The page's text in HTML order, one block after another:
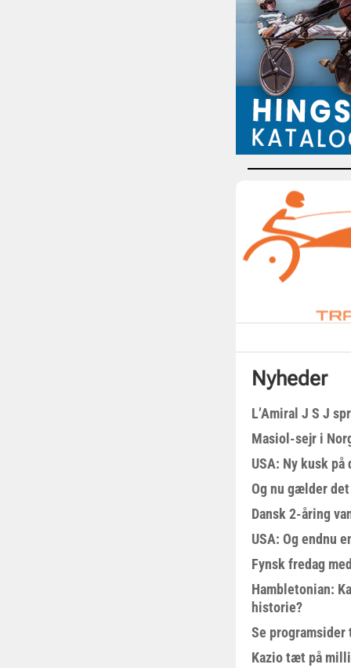
Nyheder
L’Amiral J S J
Masiol-sejr i
USA: Ny kusk på
Og nu gælder
Dansk 2-åring
USA: Og endnu
Fynsk fredag
Hambletonian:
historie?
Se
Kazio tæt på